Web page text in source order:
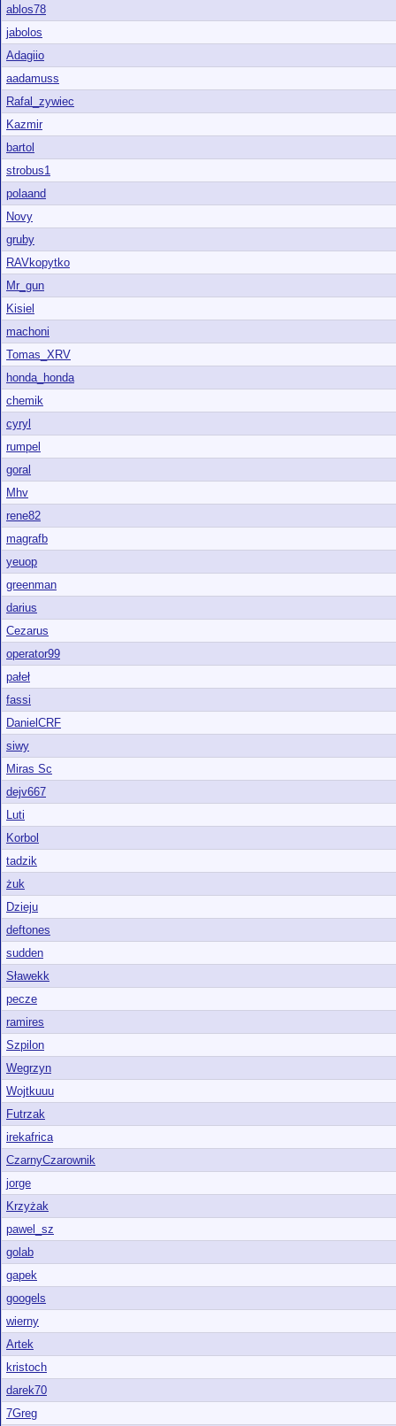
ablos78
jabolos
Adagiio
aadamuss
Rafal_zywiec
Kazmir
bartol
strobus1
polaand
Novy
gruby
RAVkopytko
Mr_gun
Kisiel
machoni
Tomas_XRV
honda_honda
chemik
cyryl
rumpel
goral
Mhv
rene82
magrafb
yeuop
greenman
darius
Cezarus
operator99
pałeł
fassi
DanielCRF
siwy
Miras Sc
dejv667
Luti
Korbol
tadzik
żuk
Dzieju
deftones
sudden
Sławekk
pecze
ramires
Szpilon
Wegrzyn
Wojtkuuu
Futrzak
irekafrica
CzarnyCzarownik
jorge
Krzyżak
pawel_sz
golab
gapek
googels
wierny
Artek
kristoch
darek70
7Greg